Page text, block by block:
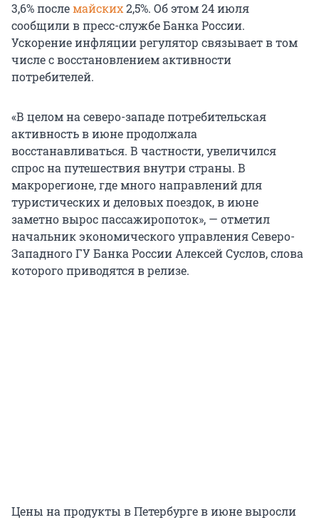
3,6% послемайских2,5%. Об этом 24 июля
сообщили в пресс-службе Банка России.
Ускорение инфляции регулятор связывает в том
числе с восстановлением активности
потребителей.
«В целом на северо-западе потребительская
активность в июне продолжала
восстанавливаться. В частности, увеличился
спрос на путешествия внутри страны. В
макрорегионе, где много направлений для
туристических и деловых поездок, в июне
заметно вырос пассажиропоток», — отметил
начальник экономического управления Северо-
Западного ГУ Банка России Алексей Суслов, слова
которого приводятся в релизе.
Цены на продукты в Петербурге в июне выросли